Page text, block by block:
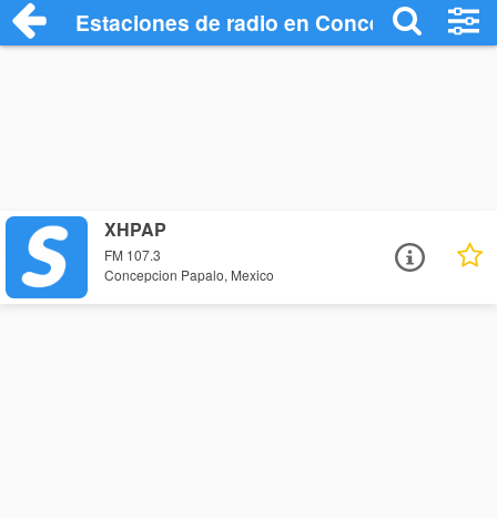
Estaciones de radio en Concepcion
XHPAP
FM 107.3
Concepcion Papalo, Mexico